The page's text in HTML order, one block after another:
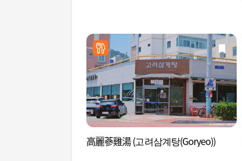
高麗蔘雞湯 (고려삼계탕(Goryeo))